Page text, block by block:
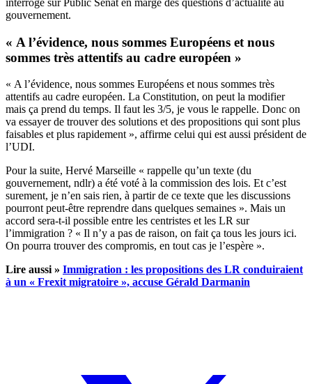
gouvernement.
« A l’évidence, nous sommes Européens et nous
sommes très attentifs au cadre européen »
« A l’évidence, nous sommes Européens et nous sommes très
attentifs au cadre européen. La Constitution, on peut la modifier
mais ça prend du temps. Il faut les 3/5, je vous le rappelle. Donc on
va essayer de trouver des solutions et des propositions qui sont plus
faisables et plus rapidement », affirme celui qui est aussi président de
l’UDI.
Pour la suite, Hervé Marseille « rappelle qu’un texte (du
gouvernement, ndlr) a été voté à la commission des lois. Et c’est
surement, je n’en sais rien, à partir de ce texte que les discussions
pourront peut-être reprendre dans quelques semaines ». Mais un
accord sera-t-il possible entre les centristes et les LR sur
l’immigration ? « Il n’y a pas de raison, on fait ça tous les jours ici.
On pourra trouver des compromis, en tout cas je l’espère ».
Lire aussi » Immigration : les propositions des LR conduiraient
à un « Frexit migratoire », accuse Gérald Darmanin